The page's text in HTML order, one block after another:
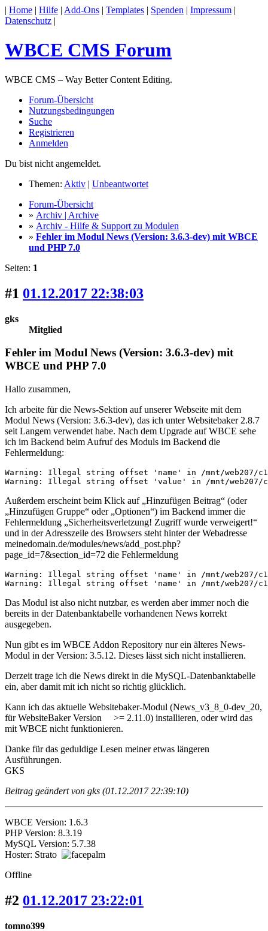
| Home | Hilfe | Add-Ons | Templates | Spenden | Impressum |
Datenschutz |
WBCE CMS Forum
WBCE CMS – Way Better Content Editing.
Forum-Übersicht
Nutzungsbedingungen
Suche
Registrieren
Anmelden
Du bist nicht angemeldet.
Themen: Aktiv | Unbeantwortet
Forum-Übersicht
» Archiv | Archive
» Archiv - Hilfe & Support zu Modulen
» Fehler im Modul News (Version: 3.6.3-dev) mit WBCE
und PHP 7.0
Seiten: 1
#1 01.12.2017 22:38:03
gks
Mitglied
Fehler im Modul News (Version: 3.6.3-dev) mit
WBCE und PHP 7.0
Hallo zusammen,
Ich arbeite für die News-Sektion auf unserer Webseite mit dem
Modul News (Version: 3.6.3-dev), das ich unter Websitebaker 2.8.7
seit Langem verwendet habe. Nach dem Upgrade auf WBCE sehe
ich im Backend beim Aufruf des Moduls im Backend die
Fehlermeldung:
Warning: Illegal string offset 'name' in /mnt/web207/c1/
Warning: Illegal string offset 'value' in /mnt/web207/c1/
Außerdem erscheint beim Klick auf „Hinzufügen Beitrag“ (oder
„Hinzufügen Gruppe“ oder „Optionen“) im Backend immer die
Fehlermeldung „Sicherheitsverletzung! Zugriff wurde verweigert!“
und in der Adresszeile des Browsers steht hinter der Webadresse
meinedomain.de/modules/news/add_post.php?
page_id=7&section_id=72 die Fehlermeldung
Warning: Illegal string offset 'name' in /mnt/web207/c1/06/
Warning: Illegal string offset 'name' in /mnt/web207/c1/
Das Modul ist also nicht nutzbar, es werden aber immer noch die
bereits in der Datenbanktabelle vorhandenen News korrekt
ausgegeben.
Nun gibt es im WBCE Addon Repository nur ein älteres News-
Modul in der Version: 3.5.12. Dieses lässt sich nicht installieren.
Derzeit trage ich die News direkt in die MySQL-Datenbanktabelle
ein, aber damit mit ich nicht so richtig glücklich.
Kann ich das aktuelle Websitebaker-Modul (News_v3_8_0-dev_20,
für WebsiteBaker Version >= 2.11.0) installieren, oder wird das
mit WBCE nicht funktionieren.
Danke für das geduldige Lesen meiner etwas längeren
Ausführungen.
GKS
Beitrag geändert von gks (01.12.2017 22:39:10)
WBCE Version: 1.6.3
PHP Version: 8.3.19
MySQL Version: 5.7.38
Hoster: Strato
Offline
#2 01.12.2017 23:22:01
tomno399